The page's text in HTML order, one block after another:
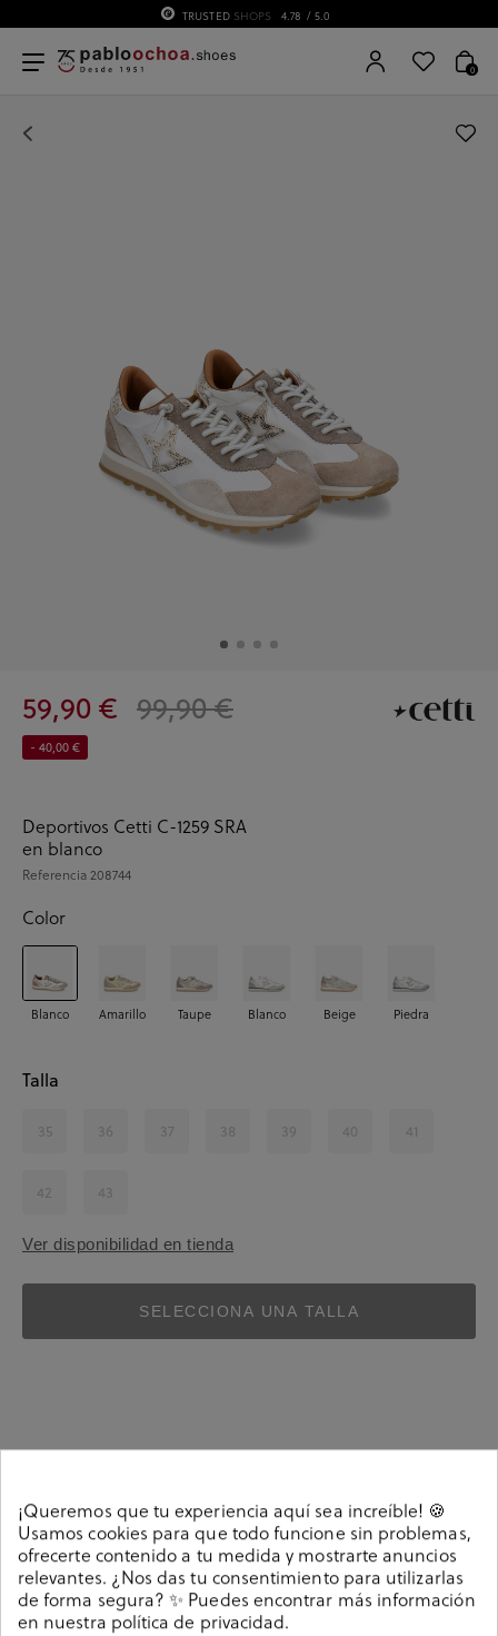
4.78 / 5.0
0
59,90 € 99,90 €
- 40,00 €
Deportivos Cetti C-1259 SRA
en blanco
Referencia208744
Color
Blanco Amarillo Taupe Blanco Beige Piedra
Talla
35 36 37 38 39 40 41
42 43
Ver disponibilidad en tienda
SELECCIONA UNA TALLA
Deportivos Cetti C-1259 SRA en blanco. Cierre con
cordones. La plantilla es extraible. Hecho en España.
Referencia208744
¡Queremos que tu experiencia aquí sea increíble! 🍪
Usamos cookies para que todo funcione sin problemas,
ofrecerte contenido a tu medida y mostrarte anuncios
relevantes. ¿Nos das tu consentimiento para utilizarlas
de forma segura? ✨ Puedes encontrar más información
en nuestra política de privacidad.